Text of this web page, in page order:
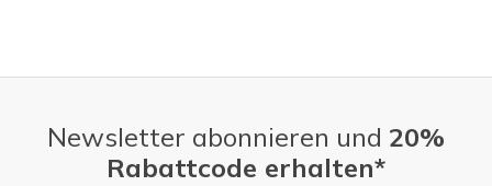
Newsletter abonnieren und 20%
Rabattcode erhalten*